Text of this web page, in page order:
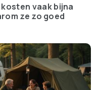
vaak bijna
ze zo goed